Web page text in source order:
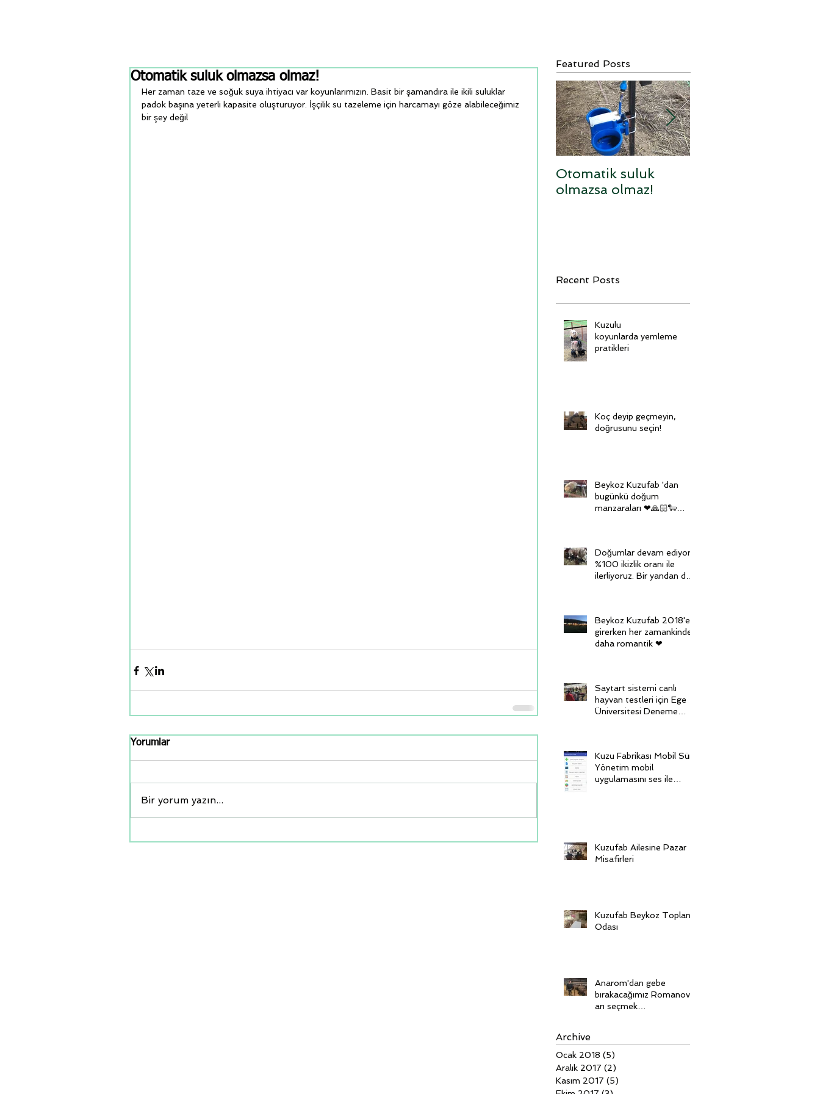
Otomatik suluk olmazsa olmaz!
Her zaman taze ve soğuk suya ihtiyacı var koyunlarımızın. Basit bir şamandıra ile ikili suluklar
padok başına yeterli kapasite oluşturuyor. İşçilik su tazeleme için harcamayı göze alabileceğimiz
bir şey değil
Yorumlar
Bir yorum yazın...
Featured Posts
Otomatik suluk
olmazsa olmaz!
Recent Posts
Kuzulu
koyunlarda yemleme
pratikleri
Koç deyip geçmeyin,
doğrusunu seçin!
Beykoz Kuzufab 'dan
bugünkü doğum
manzaraları ❤🙏🏻🐑🙏🏻
Doğumlar devam ediyor,
%100 ikizlik oranı ile
ilerliyoruz. Bir yandan da
Beykoz Kuzufab 2018'e
girerken her zamankinden
daha romantik ❤
Saytart sistemi canlı
hayvan testleri için Ege
Üniversitesi Deneme
Kuzu Fabrikası Mobil Sürü
Yönetim mobil
uygulamasını ses ile
Kuzufab Ailesine Pazar
Misafirleri
Kuzufab Beykoz Toplantı
Odası
Anarom'dan gebe
bırakacağımız Romanov'l
arı seçmek
Archive
Ocak 2018 (5)
Aralık 2017 (2)
Kasım 2017 (5)